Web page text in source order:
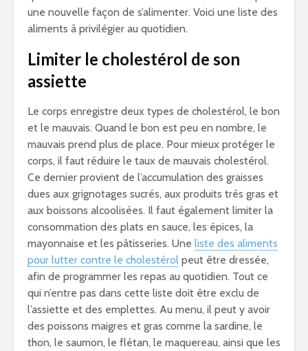
une nouvelle façon de s’alimenter. Voici une liste des
aliments à privilégier au quotidien.
Limiter le cholestérol de son
assiette
Le corps enregistre deux types de cholestérol, le bon
et le mauvais. Quand le bon est peu en nombre, le
mauvais prend plus de place. Pour mieux protéger le
corps, il faut réduire le taux de mauvais cholestérol.
Ce dernier provient de l’accumulation des graisses
dues aux grignotages sucrés, aux produits très gras et
aux boissons alcoolisées. Il faut également limiter la
consommation des plats en sauce, les épices, la
mayonnaise et les pâtisseries. Une liste des aliments
pour lutter contre le cholestérol peut être dressée,
afin de programmer les repas au quotidien. Tout ce
qui n’entre pas dans cette liste doit être exclu de
l’assiette et des emplettes. Au menu, il peut y avoir
des poissons maigres et gras comme la sardine, le
thon, le saumon, le flétan, le maquereau, ainsi que les